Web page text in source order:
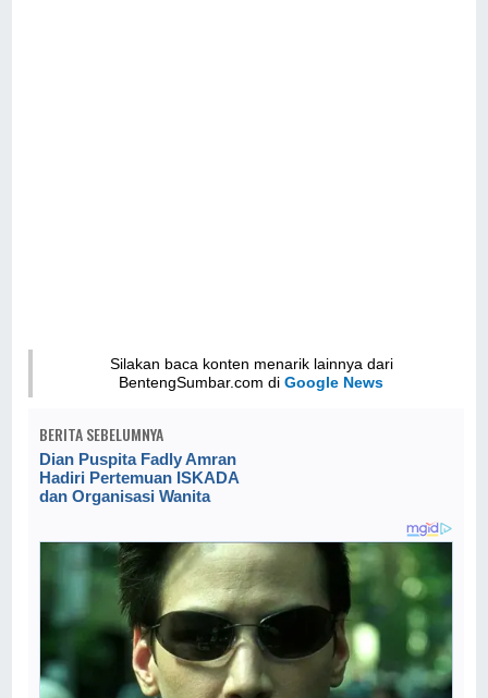
Silakan baca konten menarik lainnya dari
BentengSumbar.com diGoogle News
BERITA SEBELUMNYA
Dian Puspita Fadly Amran
Hadiri Pertemuan ISKADA
dan Organisasi Wanita